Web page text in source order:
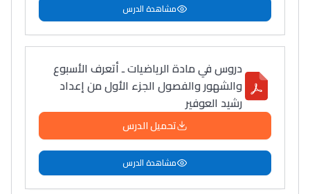
مشاهدة الدرس
دروس في مادة الرياضيات ـ أتعرف الأسبوع
والشهور والفصول الجزء الأول من إعداد
رشيد العوفير
تحميل الدرس
مشاهدة الدرس